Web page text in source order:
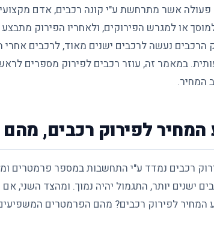
פעולה אשר מתרחשת ע"י קונה רכבים, אדם
או למגרש הפירוקים, ולאחריו הפירוק
הרכבים נעשה לרכבים ישנים מאוד, לרכבים
במאמר זה, עוזר רכבים לפירוק מספרים
המחיר.
המחיר לפירוק רכבים,
רכבים נמדד ע"י התחשבות במספר פרמטרים
ישנים יותר, התגמול יהיה נמוך. ומהצד השני,
המחיר לפירוק רכבים? מהם הפרמטרים